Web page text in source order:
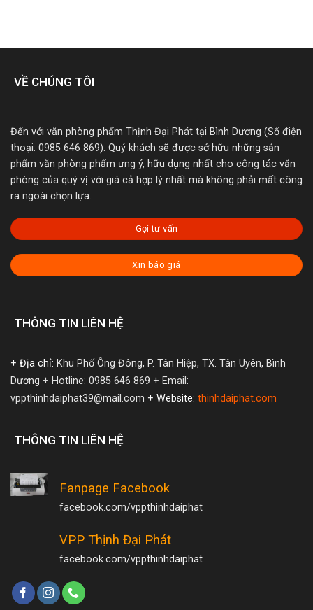
VỀ CHÚNG TÔI
Đến với văn phòng phẩm Thịnh Đại Phát tại Bình Dương (Số điện
thoại: 0985 646 869). Quý khách sẽ được sở hữu những sản
phẩm văn phòng phẩm ưng ý, hữu dụng nhất cho công tác văn
phòng của quý vị với giá cả hợp lý nhất mà không phải mất công
ra ngoài chọn lựa.
Gọi tư vấn
Xin báo giá
THÔNG TIN LIÊN HỆ
+ Địa chỉ: Khu Phố Ông Đông, P. Tân Hiệp, TX. Tân Uyên, Bình
Dương + Hotline: 0985 646 869 + Email:
vppthinhdaiphat39@mail.com + Website: thinhdaiphat.com
THÔNG TIN LIÊN HỆ
Fanpage Facebook
facebook.com/vppthinhdaiphat
VPP Thịnh Đại Phát
facebook.com/vppthinhdaiphat